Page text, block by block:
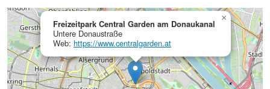
Freizeitpark Central Garden am Donaukanal
Untere Donaustraße
Web: https://www.centralgarden.at
×